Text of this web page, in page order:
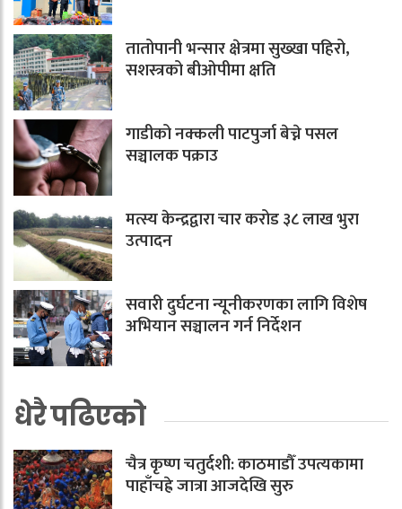
तातोपानी भन्सार क्षेत्रमा सुख्खा पहिरो,
सशस्त्रको बीओपीमा क्षति
गाडीको नक्कली पाटपुर्जा बेच्ने पसल
सञ्चालक पक्राउ
मत्स्य केन्द्रद्वारा चार करोड ३८ लाख भुरा
उत्पादन
सवारी दुर्घटना न्यूनीकरणका लागि विशेष
अभियान सञ्चालन गर्न निर्देशन
धेरै पढिएको
चैत्र कृष्ण चतुर्दशी: काठमाडौँ उपत्यकामा
पाहाँचह्रे जात्रा आजदेखि सुरु